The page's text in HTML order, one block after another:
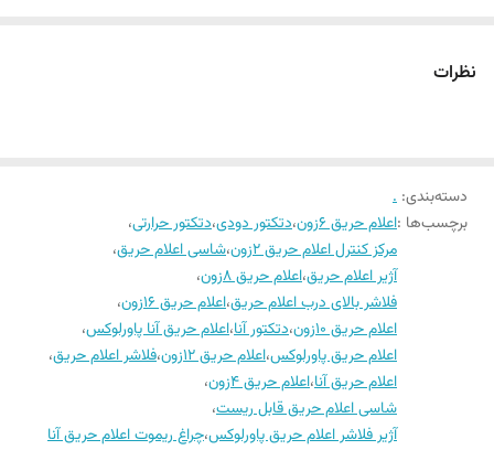
نظرات
دسته‌بندی:
.
برچسب‌ها :اعلام حریق 6زون ،دتکتور دودی،دتکتور حرارتی،
مرکز کنترل اعلام حریق 2زون
،شاسی اعلام حریق،
آژیر اعلام حریق،اعلام حریق 8زون
،
فلاشر بالای درب اعلام حریق،اعلام حریق 16زون
،
اعلام حریق 10زون
،دتکتور آنا،اعلام حریق آنا پاورلوکس،
اعلام حریق پاورلوکس،اعلام حریق 12زون ،فلاشر اعلام حریق،
اعلام حریق آنا،اعلام حریق 4زون
،
شاسی اعلام حریق قابل ریست،
آژیر فلاشر اعلام حریق پاورلوکس،چراغ ریموت اعلام حریق آنا